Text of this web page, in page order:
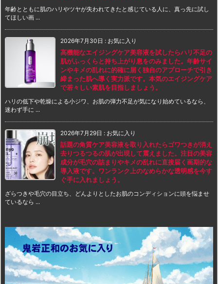
年齢とともに肌のハリやツヤが失われてきたと感じている人に、真っ先に試し
てほしい画 ...
2026年7月30日 : お気に入り
高機能なエイジングケア美容液を試したらハリ不足の
肌がふっくらと持ち上がり息をのみました。年齢サイ
ンやキメの乱れに的確に届く独自のアプローチで引き
締まった肌へ導く実力派です。本気のエイジングケア
で若々しい素肌を目指しましょう。
ハリの低下や乾燥による小ジワ、お肌の弾力不足が気になり始めているなら、
迷わず手に ...
2026年7月29日 : お気に入り
話題の角質ケア美容液を取り入れたらゴワつきが消え
去りつるつるの肌が出現して震えました。注目の美容
成分が毛穴の詰まりやキメの乱れに直接届く画期的な
導入液です。ワンランク上のなめらかな透明感を今す
ぐ手に入れましょう。
ざらつきや毛穴の目立ち、どんよりとしたお肌のコンディションに頭を悩ませ
ているなら ...